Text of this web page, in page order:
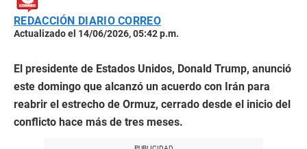
REDACCIÓN DIARIO CORREO
Actualizado el 14/06/2026, 05:42 p.m.
El presidente de Estados Unidos, Donald Trump, anunció
este domingo que alcanzó un acuerdo con Irán para
reabrir el estrecho de Ormuz, cerrado desde el inicio del
conflicto hace más de tres meses.